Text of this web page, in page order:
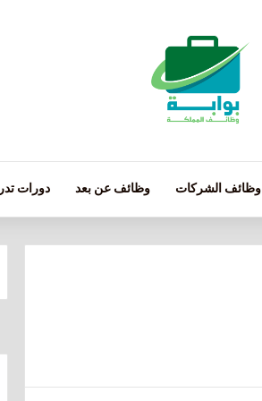
وظائف الشركات وظائف عن بعد دورات